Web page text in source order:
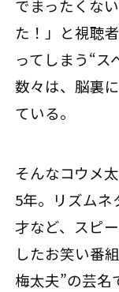
でまったくな
た！」と視聴
ってしまう“ス
数々は、脳裏
ている。
そんなコウメ
5年。リズムネ
才など、スピ
したお笑い番
梅太夫”の芸名